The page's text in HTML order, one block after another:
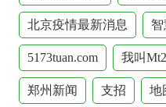
北京疫情最新消息
5173tuan.com 我叫
郑州新闻 支招 地